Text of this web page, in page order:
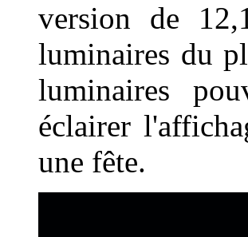
version de
luminaires du
luminaires
éclairer
une fête.